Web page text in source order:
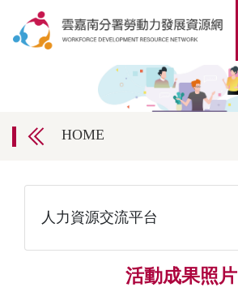
HOME
人力資源交流平台
活動成果照片